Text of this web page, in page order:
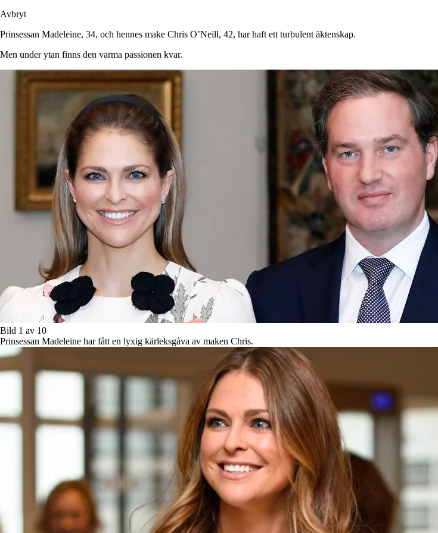
Avbryt
Prinsessan Madeleine, 34, och hennes make Chris O’Neill, 42, har haft ett turbulent äktenskap.
Men under ytan finns den varma passionen kvar.
Bild 1 av 10
Prinsessan Madeleine har fått en lyxig kärleksgåva av maken Chris.